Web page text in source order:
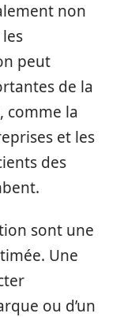
non
peut
de la
comme la
et les
des
sont une
Une
ou d’un